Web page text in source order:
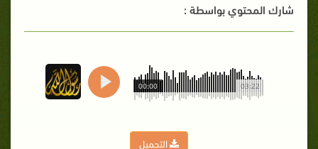
شارك المحتوي بواسطة :
03:22
00:00
التحميل